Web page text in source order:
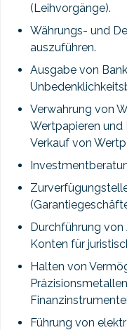
(Leihvorgänge).
Währungs- und
auszuführen.
Ausgabe von
Verwahrung von
Wertpapieren
Verkauf von
Durchführung von
Konten für
Halten von
Führung von